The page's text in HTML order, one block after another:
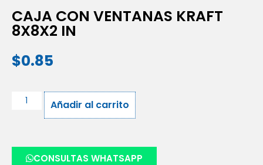
CAJA CON VENTANAS KRAFT
8X8X2 IN
$0.85
Añadir al carrito
CONSULTAS WHATSAPP